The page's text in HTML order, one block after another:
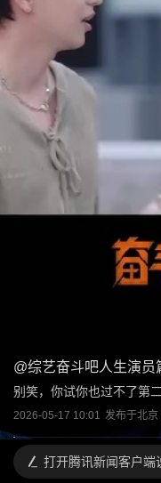
@综艺奋斗吧人生演员
别笑，你试你也过不了第二
2026-05-17 10:01 发布于北京
打开腾讯新闻客户端